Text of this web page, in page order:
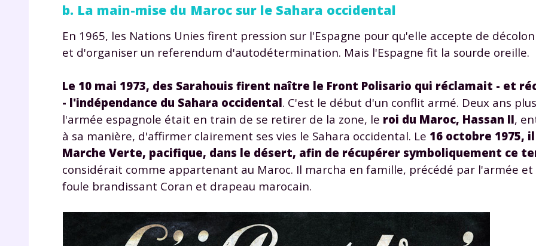
b. La main-mise du Maroc sur le Sahara occidental
En 1965, les Nations Unies firent pression sur l'Espagne pour qu'elle accepte de
et d'organiser un referendum d'autodétermination. Mais l'Espagne fit la sourde oreille.
Le 10 mai 1973, des Sarahouis firent naître le Front Polisario qui réclamait - et
- l'indépendance du Sahara occidental. C'est le début d'un conflit armé. Deux ans
l'armée espagnole était en train de se retirer de la zone, le roi du Maroc, Hassan II,
à sa manière, d'affirmer clairement ses vies le Sahara occidental. Le 16 octobre 1975,
Marche Verte, pacifique, dans le désert, afin de récupérer symboliquement ce
considérait comme appartenant au Maroc. Il marcha en famille, précédé par l'armée et
foule brandissant Coran et drapeau marocain.
réussir votre année scolaire ?